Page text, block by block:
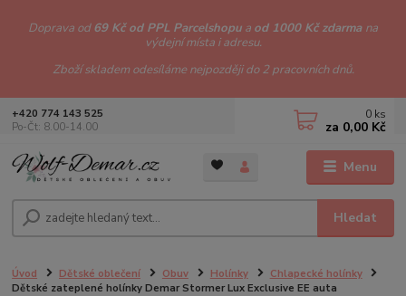
Doprava od69 Kč od PPL Parcelshopu a od 1000 Kč zdarma na
výdejní místa i adresu.
Zboží skladem odesíláme nejpozději do 2 pracovních dnů.
Menu
Hledat
+420 774 143 525
Po-Čt: 8.00-14.00
0 ks
za 0,00 Kč
Úvod Dětské oblečení Obuv Holínky
Chlapecké holínky
Dětské zateplené holínky Demar Stormer Lux Exclusive EE auta